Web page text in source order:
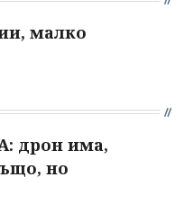
малко
дрон има,
но